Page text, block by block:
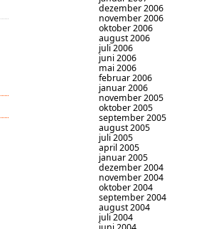
dezember 2006
november 2006
oktober 2006
august 2006
juli 2006
juni 2006
mai 2006
februar 2006
januar 2006
november 2005
oktober 2005
september 2005
august 2005
juli 2005
april 2005
januar 2005
dezember 2004
november 2004
oktober 2004
september 2004
august 2004
juli 2004